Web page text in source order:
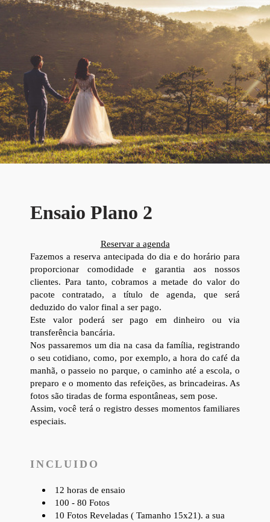
Ensaio Plano 2
Reservar a agenda
Fazemos a reserva antecipada do dia e do horário para
proporcionar comodidade e garantia aos nossos
clientes. Para tanto, cobramos a metade do valor do
pacote contratado, a título de agenda, que será
deduzido do valor final a ser pago.
Este valor poderá ser pago em dinheiro ou via
transferência bancária.
Nos passaremos um dia na casa da família, registrando
o seu cotidiano, como, por exemplo, a hora do café da
manhã, o passeio no parque, o caminho até a escola, o
preparo e o momento das refeições, as brincadeiras. As
fotos são tiradas de forma espontâneas, sem pose.
Assim, você terá o registro desses momentos familiares
especiais.
INCLUIDO
12 horas de ensaio
100 - 80 Fotos
10 Fotos Reveladas ( Tamanho 15x21). a sua